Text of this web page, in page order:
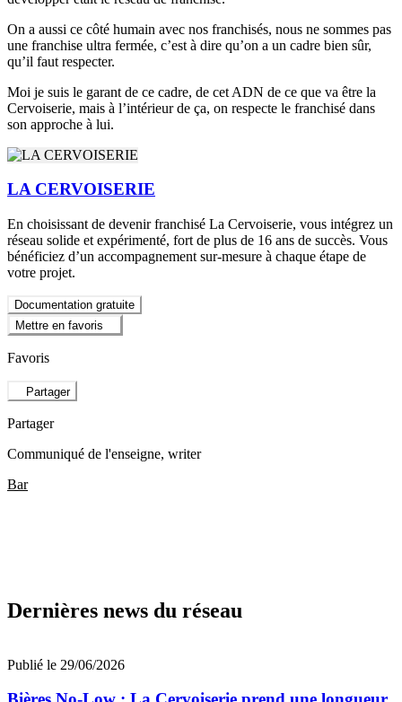
On a aussi ce côté humain avec nos franchisés, nous ne sommes pas
une franchise ultra fermée, c’est à dire qu’on a un cadre bien sûr,
qu’il faut respecter.
Moi je suis le garant de ce cadre, de cet ADN de ce que va être la
Cervoiserie, mais à l’intérieur de ça, on respecte le franchisé dans
son approche à lui.
LA CERVOISERIE
En choisissant de devenir franchisé La Cervoiserie, vous intégrez un
réseau solide et expérimenté, fort de plus de 16 ans de succès. Vous
bénéficiez d’un accompagnement sur-mesure à chaque étape de
votre projet.
Documentation gratuite
Mettre en favoris
Favoris
Partager
Partager
Communiqué de l'enseigne, writer
Bar
Dernières news du réseau
Publié le 29/06/2026